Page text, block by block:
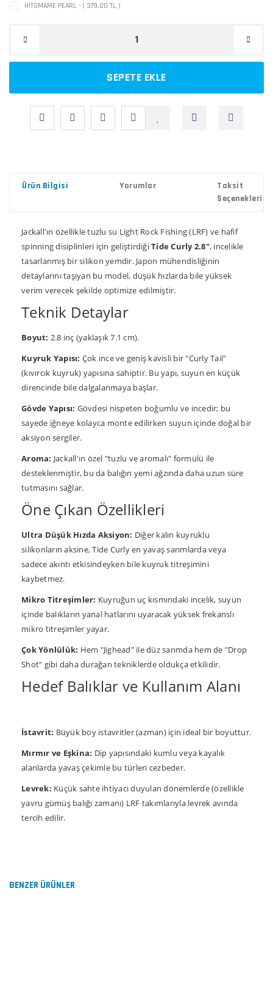
HİTOMAME PEARL - ( 379,00 TL )
SEPETE EKLE
Ürün Bilgisi Yorumlar
Taksit
Seçenekleri
Jackall'ın özellikle tuzlu su Light Rock Fishing (LRF) ve hafif
spinning disiplinleri için geliştirdiğiTide Curly 2.8", incelikle
tasarlanmış bir silikon yemdir. Japon mühendisliğinin
detaylarını taşıyan bu model, düşük hızlarda bile yüksek
verim verecek şekilde optimize edilmiştir.
Teknik Detaylar
Boyut: 2.8 inç (yaklaşık 7.1 cm).
Kuyruk Yapısı: Çok ince ve geniş kavisli bir "Curly Tail"
(kıvırcık kuyruk) yapısına sahiptir. Bu yapı, suyun en küçük
direncinde bile dalgalanmaya başlar.
Gövde Yapısı: Gövdesi nispeten boğumlu ve incedir; bu
sayede iğneye kolayca monte edilirken suyun içinde doğal bir
aksiyon sergiler.
Aroma: Jackall'ın özel "tuzlu ve aromalı" formülü ile
desteklenmiştir, bu da balığın yemi ağzında daha uzun süre
tutmasını sağlar.
Öne Çıkan Özellikleri
Ultra Düşük Hızda Aksiyon: Diğer kalın kuyruklu
silikonların aksine, Tide Curly en yavaş sarımlarda veya
sadece akıntı etkisindeyken bile kuyruk titreşimini
kaybetmez.
Mikro Titreşimler: Kuyruğun uç kısmındaki incelik, suyun
içinde balıkların yanal hatlarını uyaracak yüksek frekanslı
mikro titreşimler yayar.
Çok Yönlülük: Hem "Jighead" ile düz sarımda hem de "Drop
Shot" gibi daha durağan tekniklerde oldukça etkilidir.
Hedef Balıklar ve Kullanım Alanı
İstavrit: Büyük boy istavritler (azman) için ideal bir boyuttur.
Mırmır ve Eşkina: Dip yapısındaki kumlu veya kayalık
alanlarda yavaş çekimle bu türleri cezbeder.
Levrek: Küçük sahte ihtiyacı duyulan dönemlerde (özellikle
yavru gümüş balığı zamanı) LRF takımlarıyla levrek avında
tercih edilir.
Görüş ve önerileriniz için teşekkür ederiz.
BENZER ÜRÜNLER